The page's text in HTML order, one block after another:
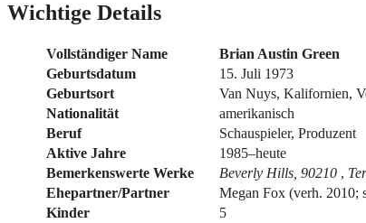
Wichtige Details
Vollständiger Name
Brian Austin Green
Geburtsdatum
15. Juli 1973
Geburtsort
Van Nuys, Kalifornien,
Nationalität
amerikanisch
Beruf
Schauspieler, Produzent
Aktive Jahre
1985–heute
Bemerkenswerte Werke
Beverly Hills, 90210 ,
Ehepartner/Partner
Megan Fox (verh. 2010;
Kinder
5